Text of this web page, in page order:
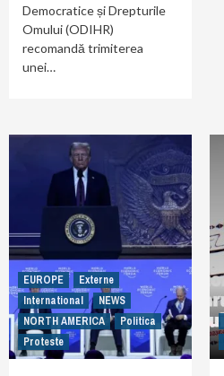
Democratice și Drepturile
Omului (ODIHR)
recomandă trimiterea
unei…
EUROPE
Externe
International
NEWS
NORTH AMERICA
Politica
Proteste